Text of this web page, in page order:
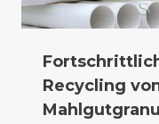
Recycling